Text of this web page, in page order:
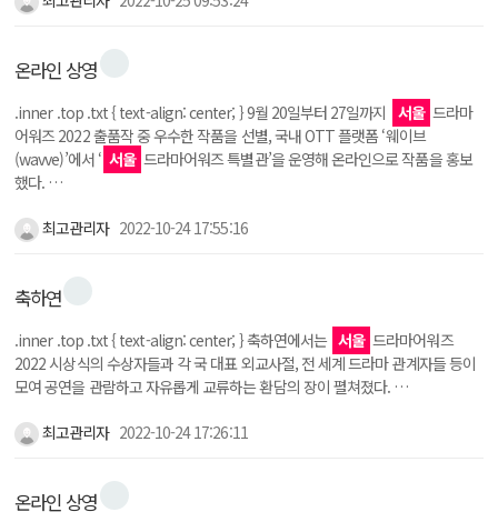
온라인 상영
.inner .top .txt { text-align: center; } 9월 20일부터 27일까지 서울 드라마
어워즈 2022 출품작 중 우수한 작품을 선별, 국내 OTT 플랫폼 ‘웨이브
(wavve)’에서 ‘ 서울 드라마어워즈 특별관’을 운영해 온라인으로 작품을 홍보
했다. …
최고관리자 2022-10-24 17:55:16
축하연
.inner .top .txt { text-align: center; } 축하연에서는 서울 드라마어워즈
2022 시상식의 수상자들과 각 국 대표 외교사절, 전 세계 드라마 관계자들 등이
모여 공연을 관람하고 자유롭게 교류하는 환담의 장이 펼쳐졌다. …
최고관리자 2022-10-24 17:26:11
온라인 상영